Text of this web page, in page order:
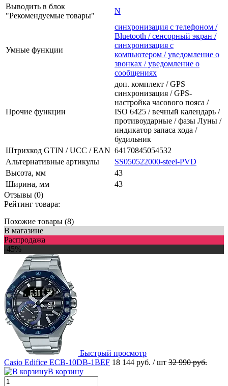
Выводить в блок
"Рекомендуемые товары"
N
Умные функции
синхронизация с телефоном /
Bluetooth / сенсорный экран /
синхронизация с
компьютером / уведомление о
звонках / уведомление о
сообщениях
Прочие функции
доп. комплект / GPS
синхронизация / GPS-
настройка часового пояса /
ISO 6425 / вечный календарь /
противоударные / фазы Луны /
индикатор запаса хода /
будильник
Штрихкод GTIN / UCC / EAN 64170845054532
Альтернативные артикулы
SS050522000-steel-PVD
Высота, мм
43
Ширина, мм
43
Отзывы (0)
Рейтинг товара:
Похожие товары (8)
В магазине
Распродажа
-45%
Быстрый просмотр
Casio Edifice ECB-10DB-1BEF 18 144 руб. / шт 32 990 руб.
В корзину